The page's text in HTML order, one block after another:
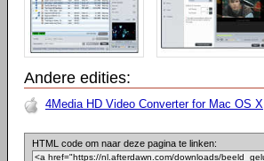
Andere edities:
4Media HD Video Converter for Mac OS X
HTML code om naar deze pagina te linken: